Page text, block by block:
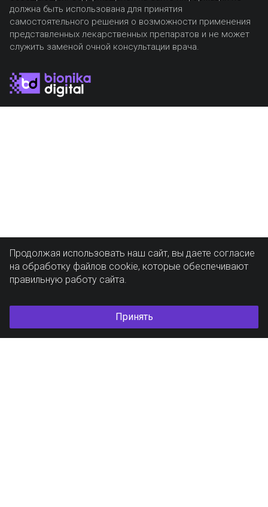
должна быть использована для принятия
самостоятельного решения о возможности применения
представленных лекарственных препаратов и не может
служить заменой очной консультации врача.
Продолжая использовать наш сайт, вы даете согласие
на обработку файлов cookie, которые обеспечивают
правильную работу сайта.
Принять